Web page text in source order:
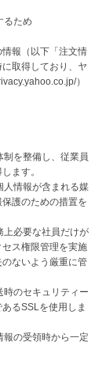
るため
報（以下「注文情
取得しており、ヤ
）
制を整備し、従業員
ます。
人情報が含まれる媒
護のための措置を
上必要な社員だけが
ス権限管理を実施
ないよう厳重に管
のセキュリティー
るSSLを使用しま
の受領時から一定